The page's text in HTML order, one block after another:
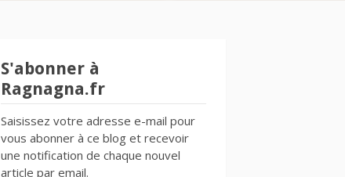
S'abonner à
Ragnagna.fr
Saisissez votre adresse e-mail pour
vous abonner à ce blog et recevoir
une notification de chaque nouvel
article par email.